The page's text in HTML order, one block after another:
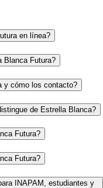
en línea?
Blanca Futura?
y cómo los contacto?
de Estrella Blanca?
Futura?
Futura?
INAPAM, estudiantes y